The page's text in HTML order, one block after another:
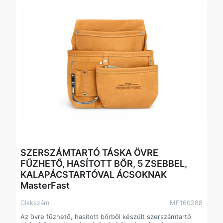
• Zsebek száma: 7 db
• Kalapácstartók: 2 db
• Rögzítés: műanyag csat
• Méret: állítható
SZERSZÁMTARTÓ TÁSKA ÖVRE
FŰZHETŐ, HASÍTOTT BŐR, 5 ZSEBBEL,
KALAPÁCSTARTÓVAL ÁCSOKNAK
MasterFast
Cikkszám
MF160288
Az övre fűzhető, hasított bőrből készült szerszámtartó